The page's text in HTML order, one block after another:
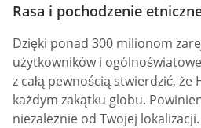
Rasa i pochodzenie
Dzięki ponad 300 milionom
użytkowników i
z całą pewnością stwierdzić, że
każdym zakątku globu.
niezależnie od Twojej lokalizacji.